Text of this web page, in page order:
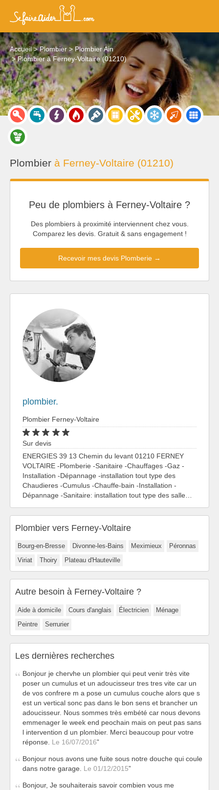
Accueil Plombier
Plombier Ain
Plombier à Ferney-Voltaire (01210)
Plombier à Ferney-Voltaire (01210)
Peu de plombiers à Ferney-Voltaire ?
Des plombiers à proximité interviennent chez vous.
Comparez les devis. Gratuit & sans engagement !
Recevoir mes devis Plomberie →
plombier.
Plombier Ferney-Voltaire
Sur devis
ENERGIES 39 13 Chemin du levant 01210 FERNEY
VOLTAIRE -Plomberie -Sanitaire -Chauffages -Gaz -
Installation -Dépannage -installation tout type des
Chaudieres -Cumulus -Chauffe-bain -Installation -
Dépannage -Sanitaire: installation tout type des salle…
Plombier vers Ferney-Voltaire
Bourg-en-Bresse Divonne-les-Bains Meximieux
Péronnas
Viriat
Thoiry Plateau d'Hauteville
Autre besoin à Ferney-Voltaire ?
Aide à domicile Cours d'anglais Électricien
Ménage
Peintre
Serrurier
Les dernières recherches
Bonjour je chervhe un plombier qui peut venir très vite
poser un cumulus et un adoucisseur tres tres vite car un
de vos confrere m a pose un cumulus couche alors que s
est un vertical sonc pas dans le bon sens et brancher un
adoucisseur. Nous sommes très embété car nous devons
emmenager le week end peochain mais on peut pas sans
l intervention d un plombier. Merci beaucoup pour votre
réponse. Le 16/07/2016
Bonjour nous avons une fuite sous notre douche qui coule
dans notre garage. Le 01/12/2015
Bonjour, Je souhaiterais savoir combien vous me